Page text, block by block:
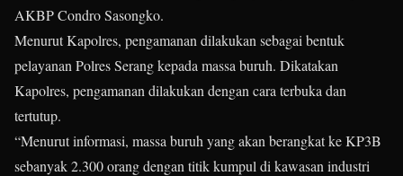
AKBP Condro Sasongko.
Menurut Kapolres, pengamanan dilakukan sebagai bentuk
pelayanan Polres Serang kepada massa buruh. Dikatakan
Kapolres, pengamanan dilakukan dengan cara terbuka dan
tertutup.
“Menurut informasi, massa buruh yang akan berangkat ke KP3B
sebanyak 2.300 orang dengan titik kumpul di kawasan industri